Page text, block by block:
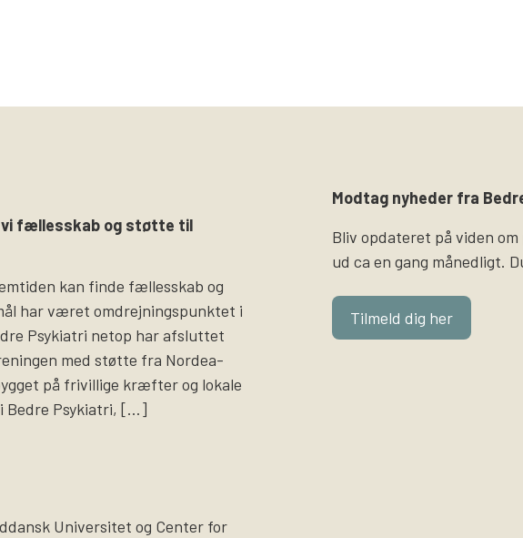
vi fællesskab og støtte til
kan finde fællesskab og
har været omdrejningspunktet i
Psykiatri netop har afsluttet
med støtte fra Nordea-
på frivillige kræfter og lokale
Bedre Psykiatri, […]
Universitet og Center for
Modtag nyheder fra
Bliv opdateret på viden
ud ca en gang månedligt.
Tilmeld dig her